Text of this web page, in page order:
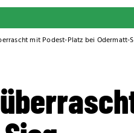
mit Podest-Platz bei Odermatt-